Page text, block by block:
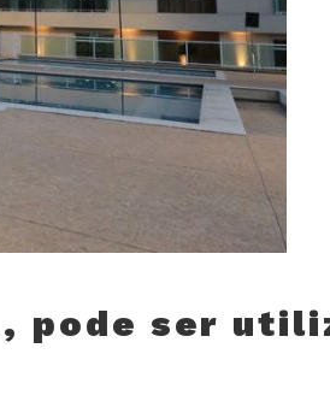
pode ser